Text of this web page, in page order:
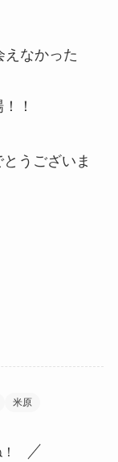
えなかった
！
うございま
米原